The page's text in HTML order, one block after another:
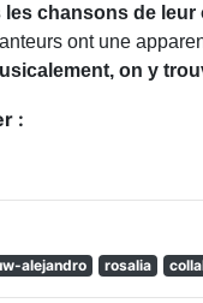
les chansons de leur
ont une
on y
:
alejandro rosalia